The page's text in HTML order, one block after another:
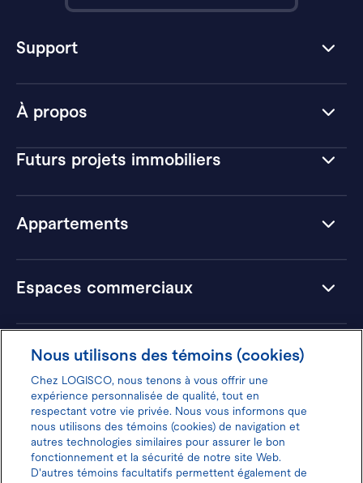
À propos
Futurs projets immobiliers
Appartements
Espaces commerciaux
Hôtels
Support
Donnez votre avis pour gagner 100$
Nous utilisons des témoins (cookies)
Chez LOGISCO, nous tenons à vous offrir une
expérience personnalisée de qualité, tout en
respectant votre vie privée. Nous vous informons que
nous utilisons des témoins (cookies) de navigation et
autres technologies similaires pour assurer le bon
fonctionnement et la sécurité de notre site Web.
D'autres témoins facultatifs permettent également de